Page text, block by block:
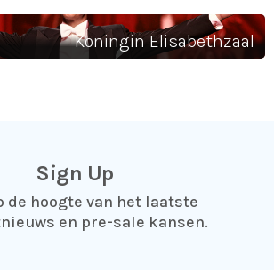
Koningin Elisabethzaal
Sign Up
de hoogte van het laatste
en pre-sale kansen.